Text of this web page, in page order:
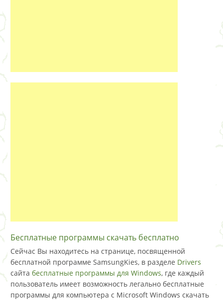
Бесплатные программы скачать бесплатно
Сейчас Вы находитесь на странице, посвященной
бесплатной программе SamsungKies, в разделе Drivers
сайта бесплатные программы для Windows, где каждый
пользователь имеет возможность легально бесплатные
программы для компьютера с Microsoft Windows скачать